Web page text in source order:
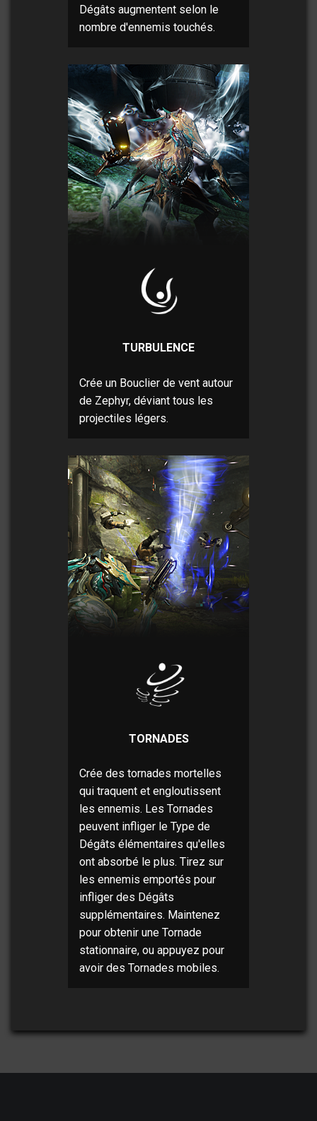
Dégâts augmentent selon le
nombre d'ennemis touchés.
TURBULENCE
Crée un Bouclier de vent autour
de Zephyr, déviant tous les
projectiles légers.
TORNADES
Crée des tornades mortelles
qui traquent et engloutissent
les ennemis. Les Tornades
peuvent infliger le Type de
Dégâts élémentaires qu'elles
ont absorbé le plus. Tirez sur
les ennemis emportés pour
infliger des Dégâts
supplémentaires. Maintenez
pour obtenir une Tornade
stationnaire, ou appuyez pour
avoir des Tornades mobiles.